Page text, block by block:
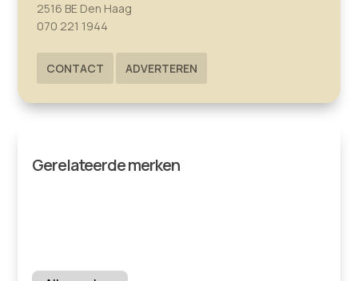
2516 BE Den Haag
070 221 1944
CONTACT ADVERTEREN
Gerelateerde merken